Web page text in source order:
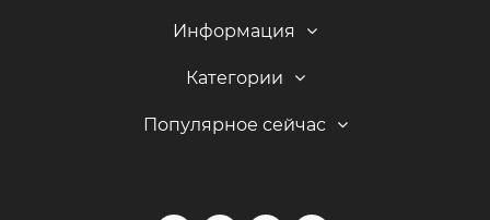
Информация
Категории
Популярное сейчас